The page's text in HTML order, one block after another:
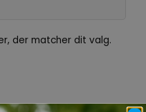
med storm med
der matcher dit valg.